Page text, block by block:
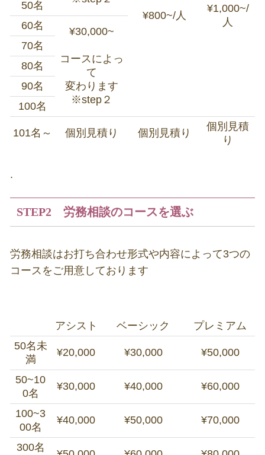
¥800~/人
¥1,000~/
人
50名
60名
¥30,000~
コースによっ
て
変わります
※step２
70名
80名
90名
100名
101名～ 個別見積り 個別見積り
個別見積
り
.
STEP2 労務相談のコースを選ぶ
労務相談はお打ち合わせ形式や内容によって3つの
コースをご用意しております
アシスト ベーシック
プレミアム
50名未
満
¥20,000 ¥30,000 ¥50,000
50~10
0名
¥30,000 ¥40,000 ¥60,000
100~3
00名
¥40,000 ¥50,000 ¥70,000
300名